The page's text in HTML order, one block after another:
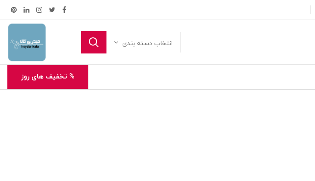
انتخاب دسته بندی
% تخفیف های روز